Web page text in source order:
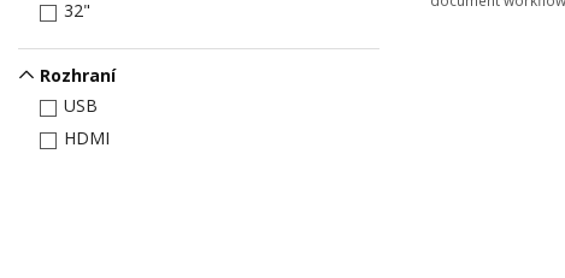
32"
Rozhraní
USB
HDMI